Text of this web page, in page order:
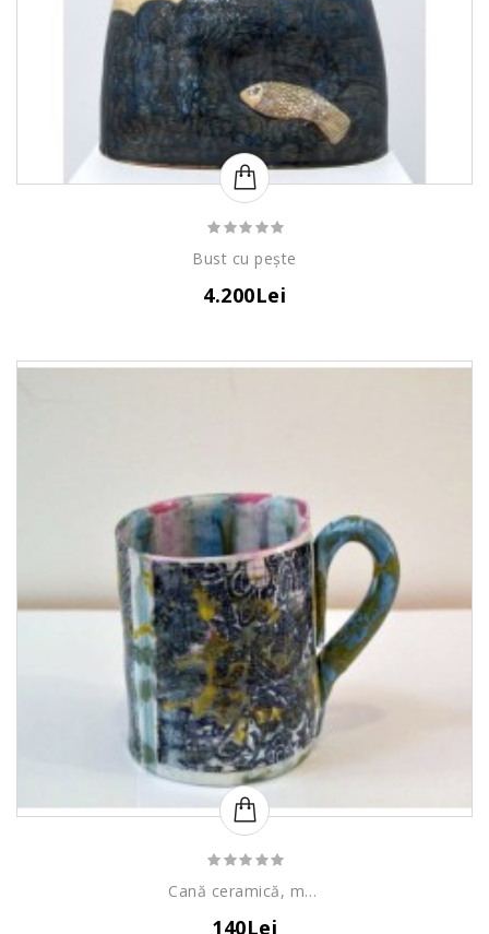
Bust cu pește
4.200Lei
Cană ceramică, model abstract
140Lei